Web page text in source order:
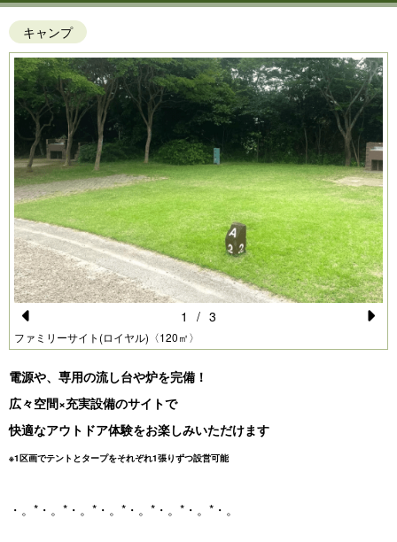
キャンプ
Pr
e
vi
o
u
s
ファミリーサイト(ロイヤル)〈120㎡〉
1 / 3
電源や、専用の流し台や炉を完備！
広々空間×充実設備のサイトで
快適なアウトドア体験をお楽しみいただけます
※1区画でテントとタープをそれぞれ1張りずつ設営可能
・。*・。*・。*・。*・。*・。*・。*・。